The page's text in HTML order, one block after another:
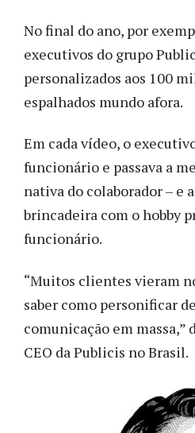
No final do ano, por
executivos do grupo
personalizados aos 100
espalhados mundo afora.
Em cada vídeo, o
funcionário e passava a
nativa do colaborador – e
brincadeira com o hobby
funcionário.
“Muitos clientes vieram
saber como personificar
comunicação em massa,”
CEO da Publicis no Brasil.